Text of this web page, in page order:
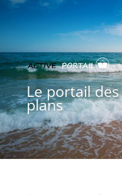
Le portail
plans